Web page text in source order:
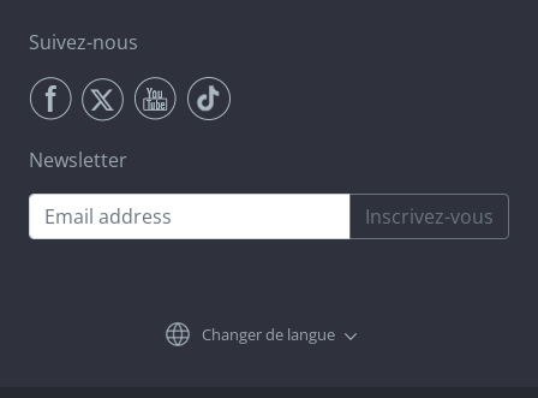
Suivez-nous
Newsletter
Inscrivez-vous
Changer de langue